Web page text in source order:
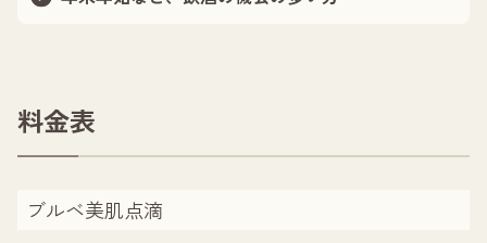
料金表
ブルベ美肌点滴